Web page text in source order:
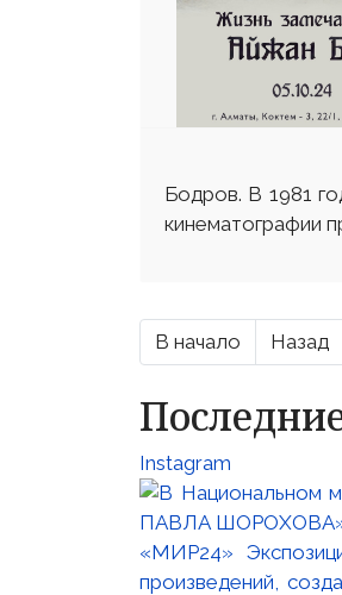
Бодров. В 1981
кинематографии
В начало Назад
Instagram